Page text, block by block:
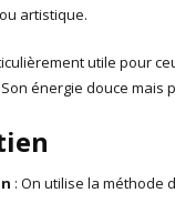
artistique.
utile pour
énergie douce mais
: On utilise la méthode